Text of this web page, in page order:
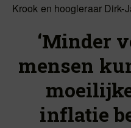
Krook en hoogleraar Dirk-
‘Minder
mensen
inflatie